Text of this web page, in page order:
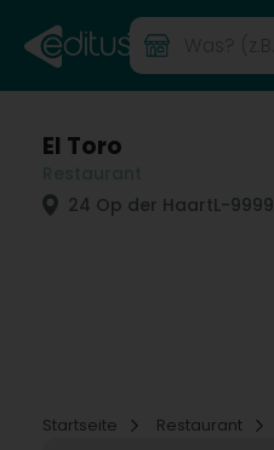
El Toro
24 Op der HaartL-9999
Startseite
Restaurant